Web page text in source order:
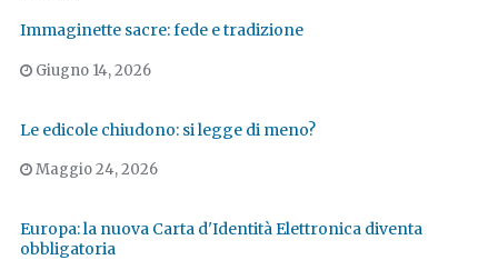
Immaginette sacre: fede e tradizione
Giugno 14, 2026
Le edicole chiudono: si legge di meno?
Maggio 24, 2026
Europa: la nuova Carta d'Identità Elettronica diventa
obbligatoria